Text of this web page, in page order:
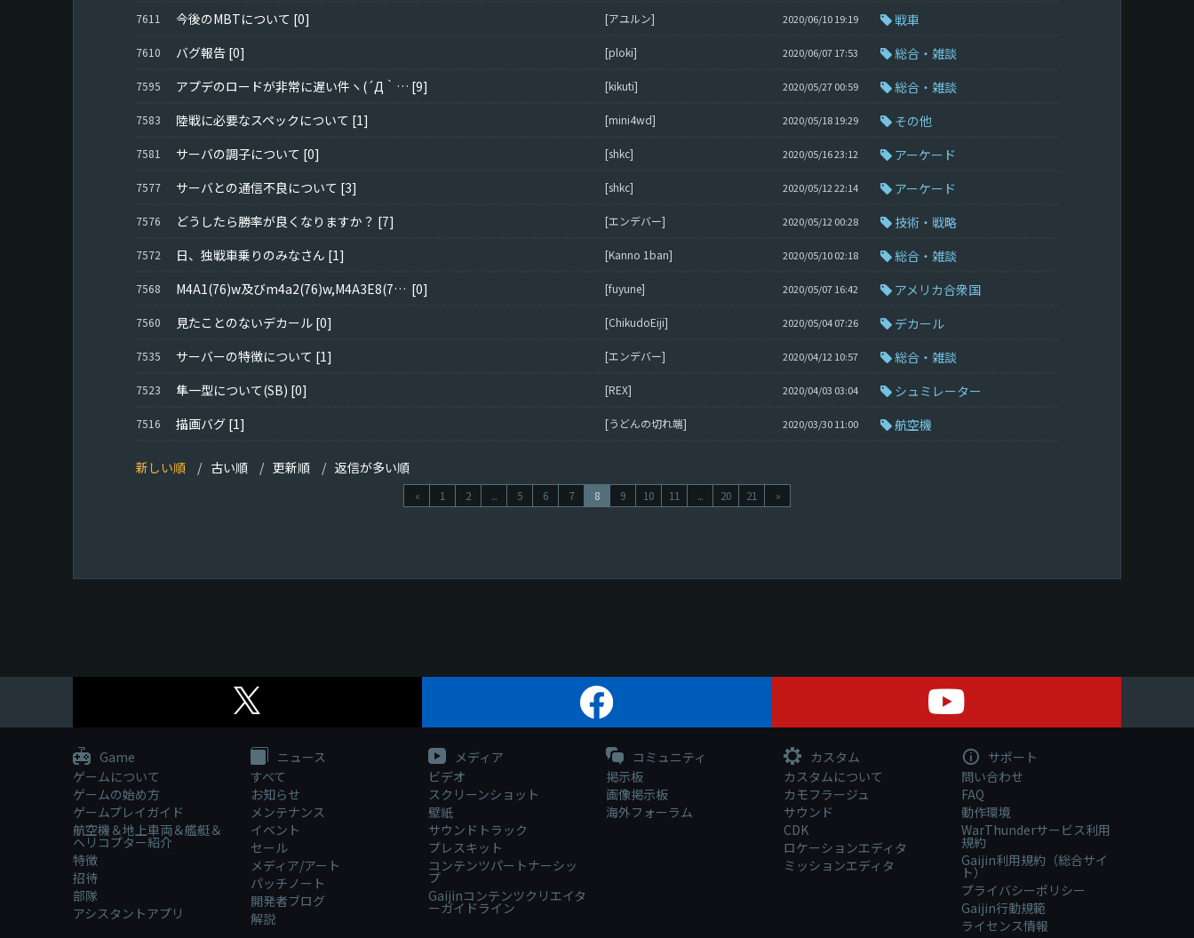
7611 今後のMBTについて [0] [アユルン] 2020/06/10 19:19 戦車
7610 バグ報告 [0] [ploki] 2020/06/07 17:53 総合・雑談
7595 アプデのロードが非常に遅い件ヽ(´Д｀ヽ)。みなさんの平均教えて(/≧◇≦＼) [9] [kikuti] 2020/05/27 00:59 総合・雑談
7583 陸戦に必要なスペックについて [1] [mini4wd] 2020/05/18 19:29 その他
7581 サーバの調子について [0] [shkc] 2020/05/16 23:12 アーケード
7577 サーバとの通信不良について [3] [shkc] 2020/05/12 22:14 アーケード
7576 どうしたら勝率が良くなりますか？ [7] [エンデバー] 2020/05/12 00:28 技術・戦略
7572 日、独戦車乗りのみなさん [1] [Kanno 1ban] 2020/05/10 02:18 総合・雑談
7568 M4A1(76)w及びm4a2(76)w,M4A3E8(76)wのＢＲについて [0] [fuyune] 2020/05/07 16:42 アメリカ合衆国
7560 見たことのないデカール [0] [ChikudoEiji] 2020/05/04 07:26 デカール
7535 サーバーの特徴について [1] [エンデバー] 2020/04/12 10:57 総合・雑談
7523 隼一型について(SB) [0] [REX] 2020/04/03 03:04 シュミレーター
7516 描画バグ [1] [うどんの切れ端] 2020/03/30 11:00 航空機
新しい順 古い順 更新順 返信が多い順
« 1 2 ... 5 6 7 8 9 10 11 ... 20 21 »
Game
ゲームについて
ゲームの始め方
ゲームプレイガイド
航空機＆地上車両＆艦艇＆
ヘリコプター紹介
特徴
招待
部隊
アシスタントアプリ
ニュース
すべて
お知らせ
メンテナンス
イベント
セール
メディア/アート
パッチノート
開発者ブログ
解説
メディア
ビデオ
スクリーンショット
壁紙
サウンドトラック
プレスキット
コンテンツパートナーシッ
プ
Gaijinコンテンツクリエイタ
ーガイドライン
コミュニティ
掲示板
画像掲示板
海外フォーラム
カスタム
カスタムについて
カモフラージュ
サウンド
CDK
ロケーションエディタ
ミッションエディタ
サポート
問い合わせ
FAQ
動作環境
WarThunderサービス利用
規約
Gaijin利用規約（総合サイ
ト）
プライバシーポリシー
Gaijin行動規範
ライセンス情報